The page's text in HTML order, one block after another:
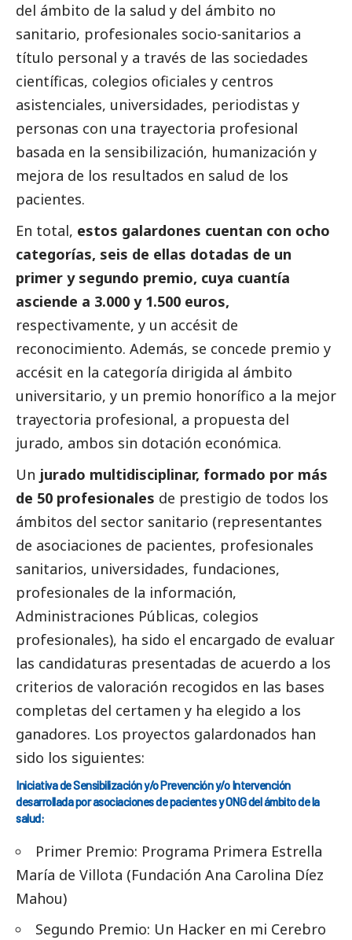
del ámbito de la salud y del ámbito no
sanitario, profesionales socio-sanitarios a
título personal y a través de las sociedades
científicas, colegios oficiales y centros
asistenciales, universidades, periodistas y
personas con una trayectoria profesional
basada en la sensibilización, humanización y
mejora de los resultados en salud de los
pacientes.
En total, estos galardones cuentan con ocho
categorías, seis de ellas dotadas de un
primer y segundo premio, cuya cuantía
asciende a 3.000 y 1.500 euros,
respectivamente, y un accésit de
reconocimiento. Además, se concede premio y
accésit en la categoría dirigida al ámbito
universitario, y un premio honorífico a la mejor
trayectoria profesional, a propuesta del
jurado, ambos sin dotación económica.
Un jurado multidisciplinar, formado por más
de 50 profesionales de prestigio de todos los
ámbitos del sector sanitario (representantes
de asociaciones de pacientes, profesionales
sanitarios, universidades, fundaciones,
profesionales de la información,
Administraciones Públicas, colegios
profesionales), ha sido el encargado de evaluar
las candidaturas presentadas de acuerdo a los
criterios de valoración recogidos en las bases
completas del certamen y ha elegido a los
ganadores. Los proyectos galardonados han
sido los siguientes:
Iniciativa de Sensibilización y/o Prevención y/o Intervención
desarrollada por asociaciones de pacientes y ONG del ámbito de la
salud:
Primer Premio: Programa Primera Estrella
María de Villota (Fundación Ana Carolina Díez
Mahou)
Segundo Premio: Un Hacker en mi Cerebro